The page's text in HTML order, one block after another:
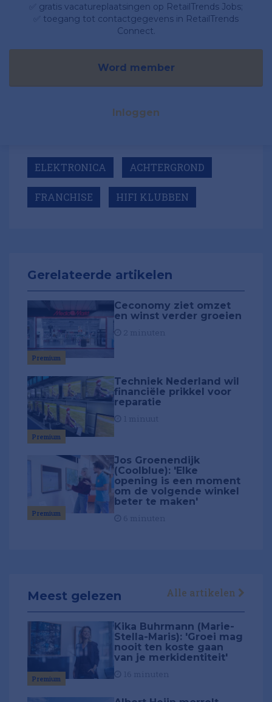
✅ gratis vacatureplaatsingen op RetailTrends Jobs;
✅ toegang tot contactgegevens in RetailTrends
Connect.
Word member
Inloggen
ELEKTRONICA ACHTERGROND
FRANCHISE HIFI KLUBBEN
Gerelateerde artikelen
Premium
Ceconomy ziet omzet
en winst verder groeien
Premium
Techniek Nederland wil
financiële prikkel voor
reparatie
Premium
Jos Groenendijk
(Coolblue): 'Elke
opening is een moment
om de volgende winkel
beter te maken'
Meest gelezen Alle artikelen
Premium
Kika Buhrmann (Marie-
Stella-Maris): 'Groei mag
nooit ten koste gaan
van je merkidentiteit'